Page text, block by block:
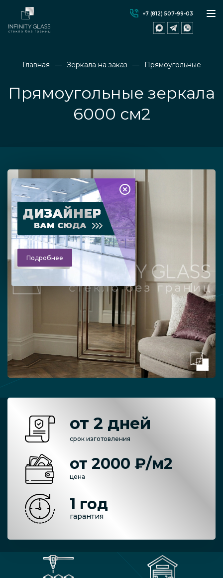
+7 (812) 507-99-03
Главная Зеркала на заказ Прямоугольные
Прямоугольные зеркала
6000 см2
ДИЗАЙНЕР
ВАМ СЮДА
Подробнее
от 2 дней
срок изготовления
от 2000 ₽/м2
цена
1 год
гарантия